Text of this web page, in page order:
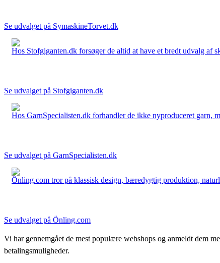
Se udvalget på SymaskineTorvet.dk
Hos Stofgiganten.dk forsøger de altid at have et bredt udvalg af
Se udvalget på Stofgiganten.dk
Hos GarnSpecialisten.dk forhandler de ikke nyproduceret garn,
Se udvalget på GarnSpecialisten.dk
Önling.com tror på klassisk design, bæredygtig produktion,
Se udvalget på Önling.com
Vi har gennemgået de mest populære webshops og anmeldt dem
betalingsmuligheder.